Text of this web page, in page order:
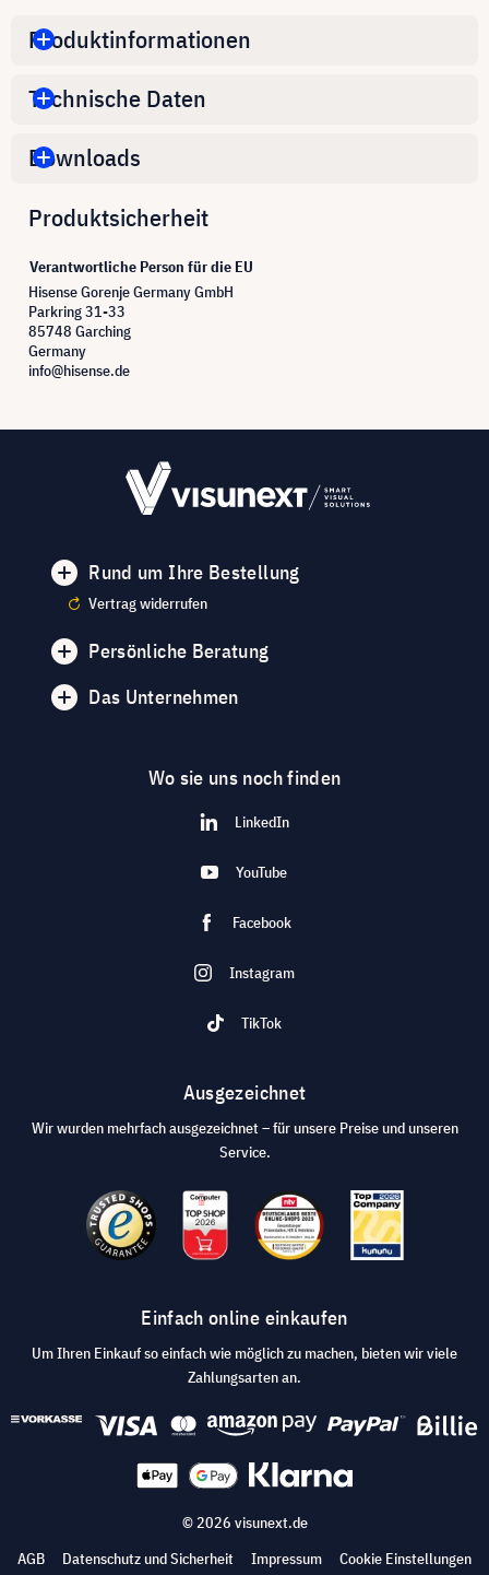
Produktinformationen
Technische Daten
Downloads
Produktsicherheit
Verantwortliche Person für die EU
Hisense Gorenje Germany GmbH
Parkring 31-33
85748 Garching
Germany
info@hisense.de
Rund um Ihre Bestellung
Vertrag widerrufen
Persönliche Beratung
Das Unternehmen
Wo sie uns noch finden
LinkedIn
YouTube
Facebook
Instagram
TikTok
Ausgezeichnet
Wir wurden mehrfach ausgezeichnet – für unsere Preise und unseren
Service.
Einfach online einkaufen
Um Ihren Einkauf so einfach wie möglich zu machen, bieten wir viele
Zahlungsarten an.
© 2026 visunext.de
AGB
Datenschutz und Sicherheit Impressum Cookie Einstellungen